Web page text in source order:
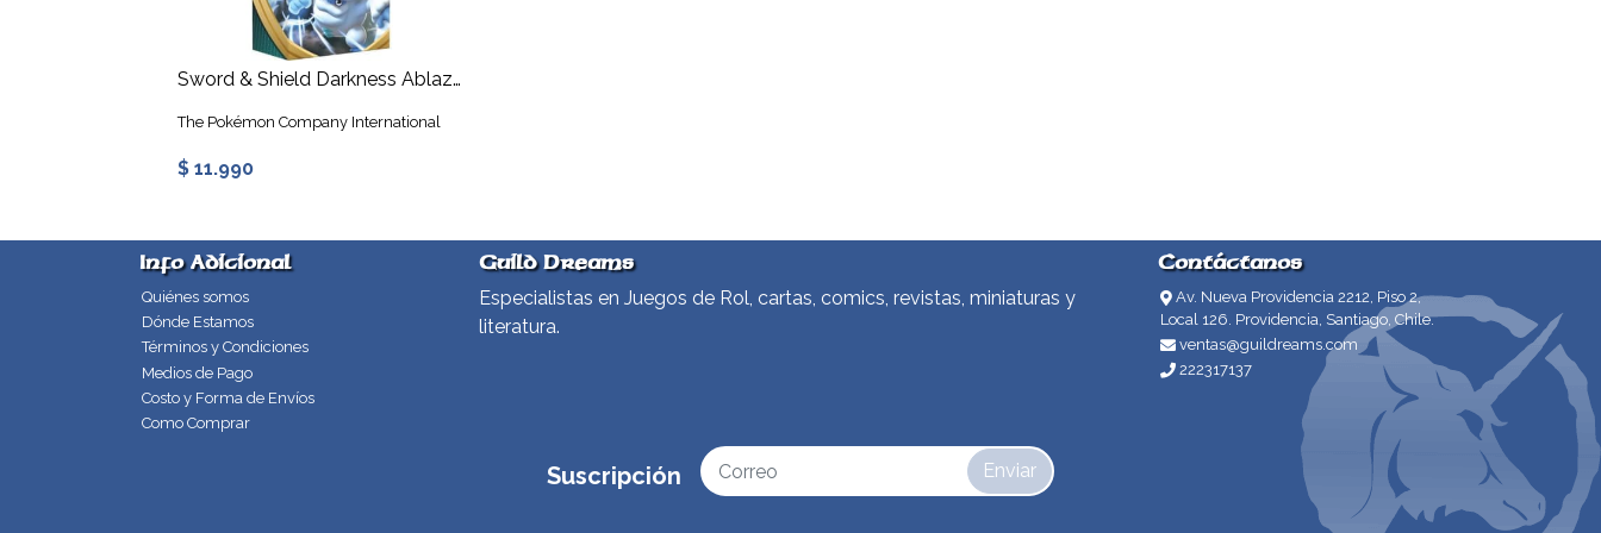
Sword & Shield Darkness Ablaze - Theme Deck - Galarian Darmanitan
The Pokémon Company International
$ 11.990
Info Adicional
Quiénes somos
Dónde Estamos
Términos y Condiciones
Medios de Pago
Costo y Forma de Envíos
Como Comprar
Guild Dreams
Especialistas en Juegos de Rol, cartas, comics, revistas, miniaturas y
literatura.
Contáctanos
Av. Nueva Providencia 2212, Piso 2,
Local 126. Providencia, Santiago, Chile.
ventas@guildreams.com
222317137
Suscripción Enviar